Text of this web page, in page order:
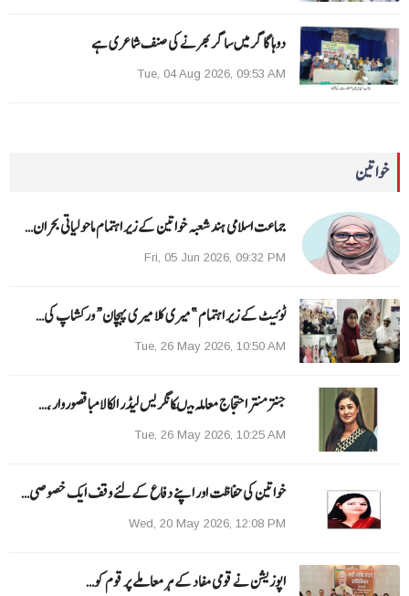
دوہا گاگر میں ساگر بھرنے کی صنف شاعری ہے
Tue, 04 Aug 2026, 09:53 AM
خواتین
جماعت اسلامی ہند شعبہ خواتین کے زیر اہتمام ماحولیاتی بحران…
Fri, 05 Jun 2026, 09:32 PM
ٹوئیٹ کے زیر اہتمام ”میری کلا میری پہچان“ ورکشاپ کی…
Tue, 26 May 2026, 10:50 AM
جنتر منتر احتجاج معاملہ میںکانگریس لیڈر الکا لامبا قصوروار ،…
Tue, 26 May 2026, 10:25 AM
خواتین کی حفاظت اور اپنے دفاع کےلئے وقف ایک خصوصی…
Wed, 20 May 2026, 12:08 PM
اپوزیشن نے قومی مفاد کے ہر معاملے پر قوم کو…